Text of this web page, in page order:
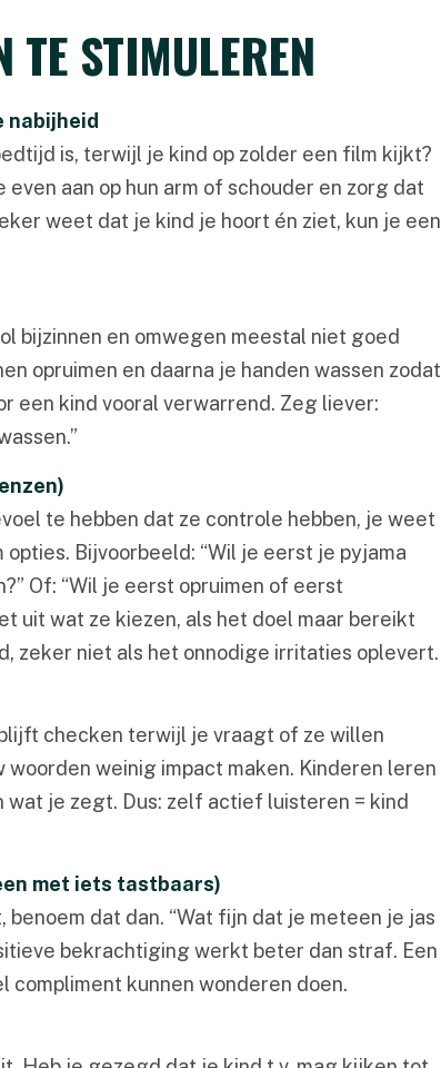
STIMULEREN
nabijheid
is, terwijl je kind op zolder een film kijkt?
even aan op hun arm of schouder en zorg dat
weet dat je kind je hoort én ziet, kun je een
bijzinnen en omwegen meestal niet goed
opruimen en daarna je handen wassen zodat
een kind vooral verwarrend. Zeg liever:
te hebben dat ze controle hebben, je weet
Bijvoorbeeld: “Wil je eerst je pyjama
Of: “Wil je eerst opruimen of eerst
uit wat ze kiezen, als het doel maar bereikt
zeker niet als het onnodige irritaties oplevert.
checken terwijl je vraagt of ze willen
weinig impact maken. Kinderen leren
wat je zegt. Dus: zelf actief luisteren = kind
met iets tastbaars)
dat dan. “Wat fijn dat je meteen je jas
bekrachtiging werkt beter dan straf. Een
kunnen wonderen doen.